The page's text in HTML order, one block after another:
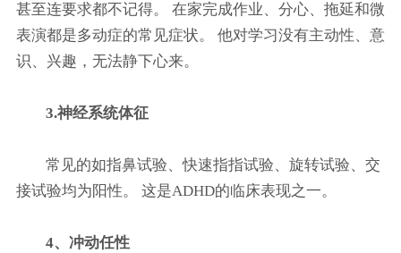
甚至连要求都不记得。 在家完成作业、分心、拖延和微
表演都是多动症的常见症状。 他对学习没有主动性、意
识、兴趣，无法静下心来。
3.神经系统体征
常见的如指鼻试验、快速指指试验、旋转试验、交
接试验均为阳性。 这是ADHD的临床表现之一。
4、冲动任性